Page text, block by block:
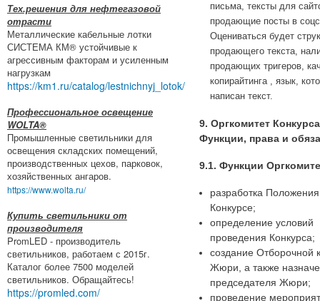
Тех.решения для нефтегазовой
отрасти
Металлические кабельные лотки
СИСТЕМА КМ® устойчивые к
агрессивным факторам и усиленным
нагрузкам
https://km1.ru/catalog/lestnichnyj_lotok/
Профессиональное освещение
WOLTA®
Промышленные светильники для
освещения складских помещений,
производственных цехов, парковок,
хозяйственных ангаров.
https://www.wolta.ru/
Купить светильники от
производителя
PromLED - производитель
светильников, работаем с 2015г.
Каталог более 7500 моделей
светильников. Обращайтесь!
https://promled.com/
письма, тексты для
продающие посты в
Оцениваться будет
продающего текста,
продающих тригеров,
копирайтинга , язык,
написан текст.
9. Оргкомитет
Функции, права и
9.1. Функции
разработка
Конкурсе;
определение условий
проведения Конкурса;
создание Отборочной
Жюри, а также
председателя Жюри;
проведение